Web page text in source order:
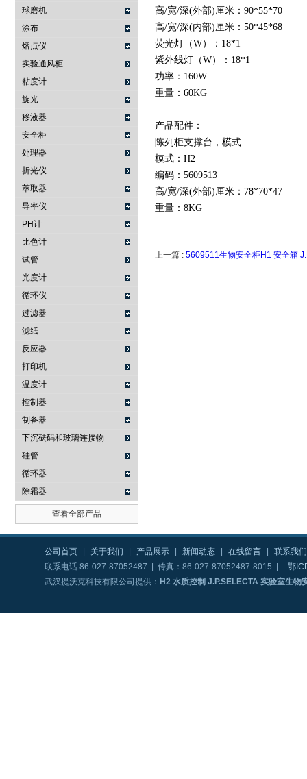
球磨机
涂布
熔点仪
实验通风柜
粘度计
旋光
移液器
安全柜
处理器
折光仪
萃取器
导率仪
PH计
比色计
试管
光度计
循环仪
过滤器
滤纸
反应器
打印机
温度计
控制器
制备器
下沉砝码和玻璃连接物
硅管
循环器
除霜器
查看全部产品
高/宽/深(外部)厘米：90*55*70
高/宽/深(内部)厘米：50*45*68
荧光灯（W）：18*1
紫外线灯（W）：18*1
功率：160W
重量：60KG
产品配件：
陈列柜支撑台，模式
模式：H2
编码：5609513
高/宽/深(外部)厘米：78*70*47
重量：8KG
上一篇 : 5609511生物安全柜H1 安全箱
公司首页 关于我们 产品展示 新闻动态 在线留言
联系我们
联系电话:86-027-87052487 | 传真：86-027-87052487-8015 |
鄂
武汉提沃克科技有限公司提供： H2 水质控制 J.P.SELECTA 实验室生物